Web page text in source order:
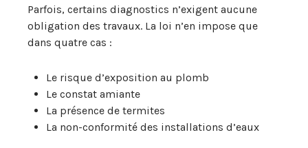
Parfois, certains diagnostics n’exigent aucune
obligation des travaux. La loi n’en impose que
dans quatre cas :
Le risque d’exposition au plomb
Le constat amiante
La présence de termites
La non-conformité des installations d’eaux